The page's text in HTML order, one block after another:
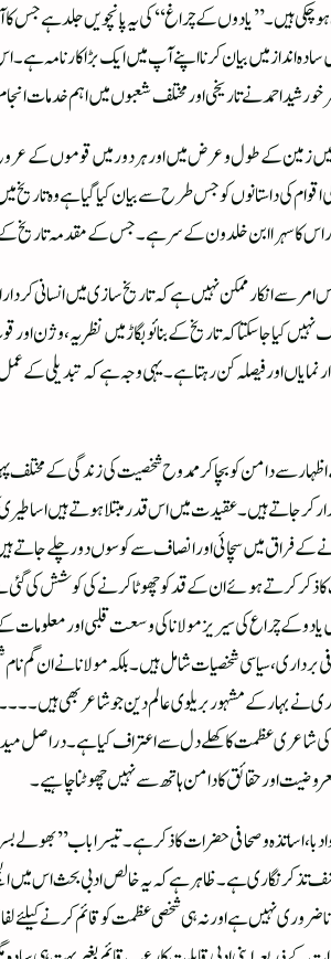
ہیں ۔’’یادو ں کے چراغ ‘‘ کی یہ پانچویں جلد ہےجس
سادہ انداز میں بیان کرنااپنے آپ میں ایک بڑا کارنامہ
احمد نےتاریخی اور مختلف شعبوں میں اہم خدمات
میں زمین کے طول و عرض میں اور ہردور میں قوموں کے
کی داستانوں کو جس طرح سے بیان کیا گیا ہے وہ تاریخ
اس کا سہرا ابن خلدون کے سر ہے۔جس کے مقدمہ تاریخ
سے انکار ممکن نہیں ہے کہ تاریخ سازی میں انسانی
کیا جاسکتا کہ تاریخ کے بنائو بگاڑ میں نظریہ ،وژن
اور فیصلہ کن رہتا ہے۔یہی وجہ ہے کہ تبدیلی کے
سے دامن کو بچاکرممدوح شخصیت کی زندگی کے مختلف
ہیں ۔ عقیدت میں اس قدر مبتلا ہوتے ہیں
کے فراق میں سچائی اور انصاف سے کوسوں دور چلے
کا ذکر کرتے ہوئے ان کے قدکو چھوٹا کرنے کی کوشش کی
کے چراع کی سیریز مولانا کی وسعت قلبی اور معلومات کے
سیاسی شخصیات شامل ہیں۔بلکہ مولانا نے ان گم نام
کے مشہور بریلوی عالم دین جوشاعر بھی ہیں
کی شاعری عظمت کا کھلے دل سے اعتراف کیا ہے۔دراصل
اور حقائق کا دامن ہاتھ سے نہیں چھوٹنا چاہیے۔
ادبا ،اساتذہ وصحافی حضرات کا ذکر ہے۔تیسرا
تذکرنگاری ہے۔ظاہر ہے کہ یہ خالص ادبی بحث اس
ضروری نہیں ہے اور نہ ہی شخصی عظمت کو قائم کرنے